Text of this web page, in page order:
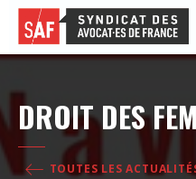
DROIT DES
TOUTES LES